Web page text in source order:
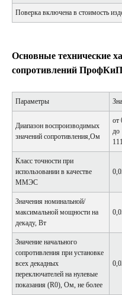
Поверка включена в стоимость
Основные технические
сопротивлений
Параметры
Диапазон воспроизводимых
значений сопротивления,Ом
от
до
Класс точности при
использовании в качестве
ММЭС
Значения номинальной/
максимальной мощности на
декаду, Вт
Значение начального
сопротивления при установке
всех декадных
переключателей на нулевые
показания (R0), Ом, не более